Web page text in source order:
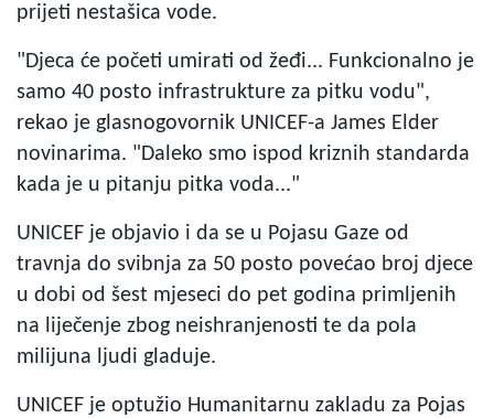
prijeti nestašica vode.
"Djeca će početi umirati od žeđi... Funkcionalno je
samo 40 posto infrastrukture za pitku vodu",
rekao je glasnogovornik UNICEF-a James Elder
novinarima. "Daleko smo ispod kriznih standarda
kada je u pitanju pitka voda..."
UNICEF je objavio i da se u Pojasu Gaze od
travnja do svibnja za 50 posto povećao broj djece
u dobi od šest mjeseci do pet godina primljenih
na liječenje zbog neishranjenosti te da pola
milijuna ljudi gladuje.
UNICEF je optužio Humanitarnu zakladu za Pojas